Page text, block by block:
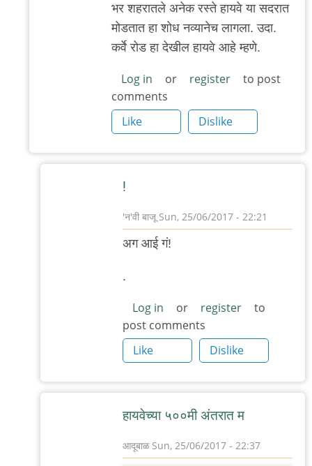
भ‌र‌ श‌ह‌रात‌ले अनेक र‌स्ते हायवे या स‌द‌रात
मोड‌तात हा शोध न‌व्यानेच‌ लाग‌ला. उदा.
क‌र्वे रोड हा देखील‌ हाय‌वे आहे म्ह‌णे.
Log in or register
to post
comments
Like
Dislike
!
'न'वी बाजूSun, 25/06/2017 - 22:21
In
.
५००
च्या
बाहेर
अनुप
अग आई गं!
.
Log in or register
to
post comments
Like
Dislike
हाय‌वेच्या ५००मी अंत‌रात म
आदूबाळSun, 25/06/2017 - 22:37